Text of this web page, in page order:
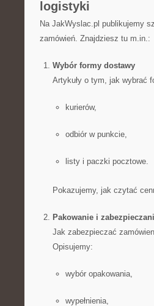
logistyki
Na JakWyslac.pl publikujemy
zamówień. Znajdziesz tu m.in.:
Wybór formy dostawy
Artykuły o tym, jak wybrać
kurierów,
odbiór w punkcie,
listy i paczki pocztowe.
Pokazujemy, jak czytać
Pakowanie i
Jak zabezpieczać
Opisujemy:
wybór opakowania,
wypełnienia,